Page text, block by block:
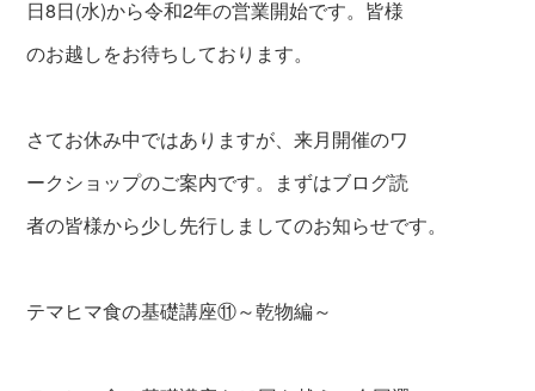
日8日(水)から令和2年の営業開始です。皆様
のお越しをお待ちしております。
さてお休み中ではありますが、来月開催のワ
ークショップのご案内です。まずはブログ読
者の皆様から少し先行しましてのお知らせです。
テマヒマ食の基礎講座⑪～乾物編～